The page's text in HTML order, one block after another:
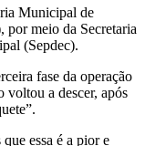
Municipal de
por meio da Secretaria
(Sepdec).
fase da operação
voltou a descer, após
essa é a pior e